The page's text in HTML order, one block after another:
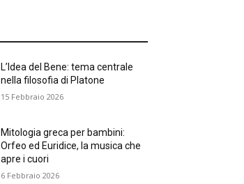
L’Idea del Bene: tema centrale
nella filosofia di Platone
15 Febbraio 2026
Mitologia greca per bambini:
Orfeo ed Euridice, la musica che
apre i cuori
6 Febbraio 2026